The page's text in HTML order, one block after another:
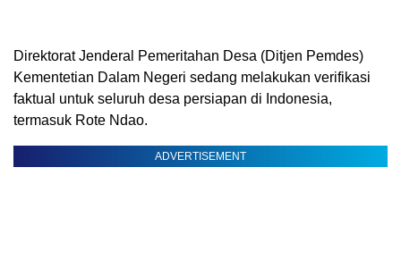
Direktorat Jenderal Pemeritahan Desa (Ditjen Pemdes)
Kementetian Dalam Negeri sedang melakukan verifikasi
faktual untuk seluruh desa persiapan di Indonesia,
termasuk Rote Ndao.
ADVERTISEMENT